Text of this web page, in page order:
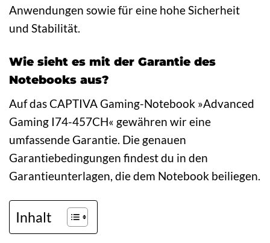
Anwendungen sowie für eine hohe Sicherheit
und Stabilität.
Wie sieht es mit der Garantie des
Notebooks aus?
Auf das CAPTIVA Gaming-Notebook »Advanced
Gaming I74-457CH« gewähren wir eine
umfassende Garantie. Die genauen
Garantiebedingungen findest du in den
Garantieunterlagen, die dem Notebook beiliegen.
Inhalt